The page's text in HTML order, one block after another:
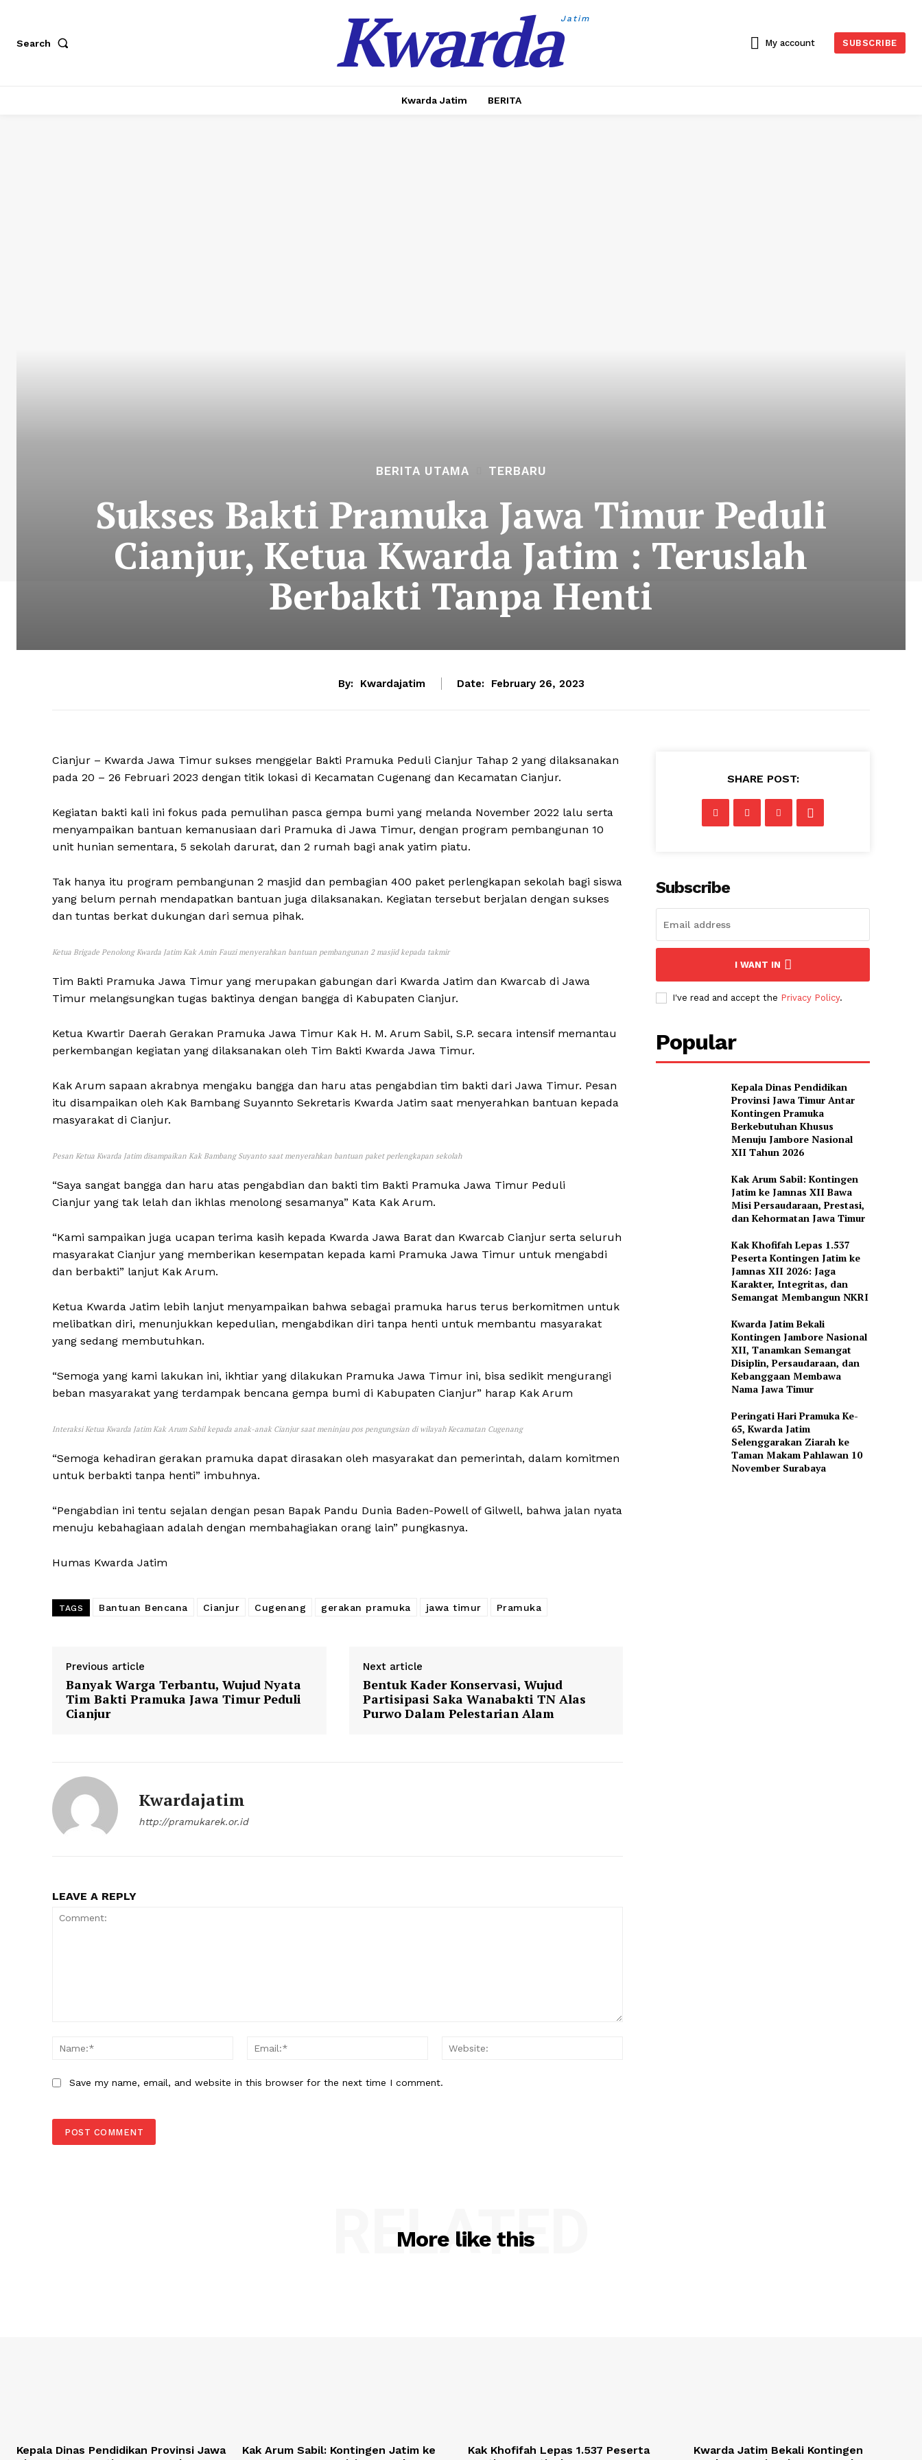
Search KwardaJatim
My account SUBSCRIBE
Kwarda Jatim BERITA
BERITA UTAMA TERBARU
Sukses Bakti Pramuka Jawa Timur Peduli
Cianjur, Ketua Kwarda Jatim : Teruslah
Berbakti Tanpa Henti
By: Kwardajatim Date: February 26, 2023
Cianjur – Kwarda Jawa Timur sukses menggelar Bakti Pramuka Peduli Cianjur Tahap 2 yang dilaksanakan
pada 20 – 26 Februari 2023 dengan titik lokasi di Kecamatan Cugenang dan Kecamatan Cianjur.
Kegiatan bakti kali ini fokus pada pemulihan pasca gempa bumi yang melanda November 2022 lalu serta
menyampaikan bantuan kemanusiaan dari Pramuka di Jawa Timur, dengan program pembangunan 10
unit hunian sementara, 5 sekolah darurat, dan 2 rumah bagi anak yatim piatu.
Tak hanya itu program pembangunan 2 masjid dan pembagian 400 paket perlengkapan sekolah bagi siswa
yang belum pernah mendapatkan bantuan juga dilaksanakan. Kegiatan tersebut berjalan dengan sukses
dan tuntas berkat dukungan dari semua pihak.
Ketua Brigade Penolong Kwarda Jatim Kak Amin Fauzi menyerahkan bantuan pembangunan 2 masjid kepada takmir
Tim Bakti Pramuka Jawa Timur yang merupakan gabungan dari Kwarda Jatim dan Kwarcab di Jawa
Timur melangsungkan tugas baktinya dengan bangga di Kabupaten Cianjur.
Ketua Kwartir Daerah Gerakan Pramuka Jawa Timur Kak H. M. Arum Sabil, S.P. secara intensif memantau
perkembangan kegiatan yang dilaksanakan oleh Tim Bakti Kwarda Jawa Timur.
Kak Arum sapaan akrabnya mengaku bangga dan haru atas pengabdian tim bakti dari Jawa Timur. Pesan
itu disampaikan oleh Kak Bambang Suyannto Sekretaris Kwarda Jatim saat menyerahkan bantuan kepada
masyarakat di Cianjur.
Pesan Ketua Kwarda Jatim disampaikan Kak Bambang Suyanto saat menyerahkan bantuan paket perlengkapan sekolah
“Saya sangat bangga dan haru atas pengabdian dan bakti tim Bakti Pramuka Jawa Timur Peduli
Cianjur yang tak lelah dan ikhlas menolong sesamanya” Kata Kak Arum.
“Kami sampaikan juga ucapan terima kasih kepada Kwarda Jawa Barat dan Kwarcab Cianjur serta seluruh
masyarakat Cianjur yang memberikan kesempatan kepada kami Pramuka Jawa Timur untuk mengabdi
dan berbakti” lanjut Kak Arum.
Ketua Kwarda Jatim lebih lanjut menyampaikan bahwa sebagai pramuka harus terus berkomitmen untuk
melibatkan diri, menunjukkan kepedulian, mengabdikan diri tanpa henti untuk membantu masyarakat
yang sedang membutuhkan.
“Semoga yang kami lakukan ini, ikhtiar yang dilakukan Pramuka Jawa Timur ini, bisa sedikit mengurangi
beban masyarakat yang terdampak bencana gempa bumi di Kabupaten Cianjur” harap Kak Arum
Interaksi Ketua Kwarda Jatim Kak Arum Sabil kepada anak-anak Cianjur saat meninjau pos pengungsian di wilayah Kecamatan Cugenang
“Semoga kehadiran gerakan pramuka dapat dirasakan oleh masyarakat dan pemerintah, dalam komitmen
untuk berbakti tanpa henti” imbuhnya.
“Pengabdian ini tentu sejalan dengan pesan Bapak Pandu Dunia Baden-Powell of Gilwell, bahwa jalan nyata
menuju kebahagiaan adalah dengan membahagiakan orang lain” pungkasnya.
Humas Kwarda Jatim
TAGS Bantuan Bencana Cianjur Cugenang gerakan pramuka jawa timur Pramuka
Previous article
Banyak Warga Terbantu, Wujud Nyata
Tim Bakti Pramuka Jawa Timur Peduli
Cianjur
Next article
Bentuk Kader Konservasi, Wujud
Partisipasi Saka Wanabakti TN Alas
Purwo Dalam Pelestarian Alam
Kwardajatim
http://pramukarek.or.id
LEAVE A REPLY
Name:*
Email:*
Save my name, email, and website in this browser for the next time I comment.
SHARE POST:
Subscribe
I WANT IN
I've read and accept the Privacy Policy.
Popular
Kepala Dinas Pendidikan
Provinsi Jawa Timur Antar
Kontingen Pramuka
Berkebutuhan Khusus
Menuju Jambore Nasional
XII Tahun 2026
Kak Arum Sabil: Kontingen
Jatim ke Jamnas XII Bawa
Misi Persaudaraan, Prestasi,
dan Kehormatan Jawa Timur
Kak Khofifah Lepas 1.537
Peserta Kontingen Jatim ke
Jamnas XII 2026: Jaga
Karakter, Integritas, dan
Semangat Membangun NKRI
Kwarda Jatim Bekali
Kontingen Jambore Nasional
XII, Tanamkan Semangat
Disiplin, Persaudaraan, dan
Kebanggaan Membawa
Nama Jawa Timur
Peringati Hari Pramuka Ke-
65, Kwarda Jatim
Selenggarakan Ziarah ke
Taman Makam Pahlawan 10
November Surabaya
More like this
RELATED
Kepala Dinas Pendidikan Provinsi Jawa
Kak Arum Sabil: Kontingen Jatim ke
Kak Khofifah Lepas 1.537 Peserta
Kwarda Jatim Bekali Kontingen